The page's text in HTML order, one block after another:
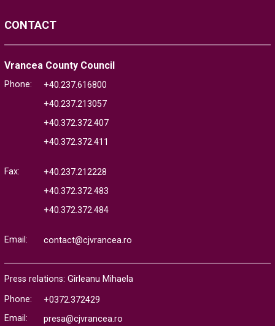
CONTACT
Vrancea County Council
Phone:
+40.237.616800
+40.237.213057
+40.372.372.407
+40.372.372.411
Fax:
+40.237.212228
+40.372.372.483
+40.372.372.484
Email: contact@cjvrancea.ro
Press relations: Gîrleanu Mihaela
Phone:
+0372.372429
Email:
presa@cjvrancea.ro